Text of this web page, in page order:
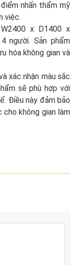
nhấn thẩm mỹ
việc.
x D1400 x
người. Sản phẩm
hóa không gian và
xác nhận màu sắc
sẽ phù hợp với
Điều này đảm bảo
không gian làm